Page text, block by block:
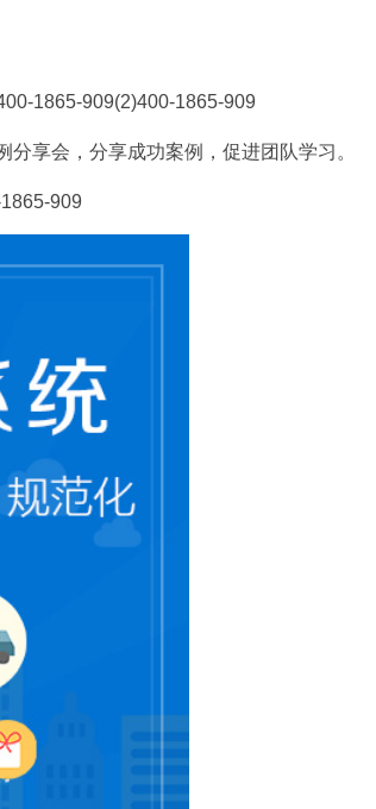
1865-909(2)400-1865-909
享会，分享成功案例，促进团队学习。
909